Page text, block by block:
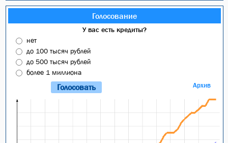
Голосование
У вас есть кредиты?
нет
до 100 тысяч рублей
до 500 тысяч рублей
более 1 миллиона
Архив